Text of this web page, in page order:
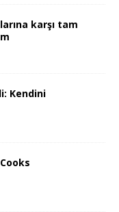
karşı tam
Kendini